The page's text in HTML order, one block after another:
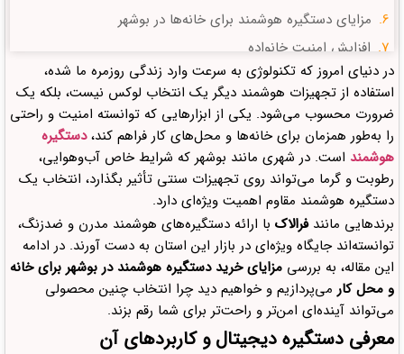
مزایای دستگیره هوشمند برای خانه‌ها در بوشهر
افزایش امنیت خانواده
راحتی در ورود و خروج بدون کلید
امکان کنترل از راه دور
مزایای دستگیره هوشمند برای محل کار در بوشهر
مدیریت تردد کارمندان
ثبت ورود و خروج
کاهش هزینه‌های نگهداری قفل‌های سنتی
مقایسه دستگیره هوشمند با قفل‌های سنتی در بوشهر
راهنمای انتخاب بهترین دستگیره هوشمند در بوشهر
خرید دستگیره هوشمند فرالاک در بوشهر
دیدگاهتان را بنویسید لغو پاسخ
در دنیای امروز که تکنولوژی به سرعت وارد زندگی روزمره ما شده،
استفاده از تجهیزات هوشمند دیگر یک انتخاب لوکس نیست، بلکه یک
ضرورت محسوب می‌شود. یکی از ابزارهایی که توانسته امنیت و راحتی
را به‌طور همزمان برای خانه‌ها و محل‌های کار فراهم کند،دستگیره
هوشمند است. در شهری مانند بوشهر که شرایط خاص آب‌وهوایی،
رطوبت و گرما می‌تواند روی تجهیزات سنتی تأثیر بگذارد، انتخاب یک
دستگیره هوشمند مقاوم اهمیت ویژه‌ای دارد.
برندهایی مانندفرالاک با ارائه دستگیره‌های هوشمند مدرن و ضدزنگ،
توانسته‌اند جایگاه ویژه‌ای در بازار این استان به دست آورند. در ادامه
این مقاله، به بررسی مزایای خرید دستگیره هوشمند در بوشهر برای خانه
و محل کار می‌پردازیم و خواهیم دید چرا انتخاب چنین محصولی
می‌تواند آینده‌ای امن‌تر و راحت‌تر برای شما رقم بزند.
معرفی دستگیره دیجیتال و کاربردهای آن